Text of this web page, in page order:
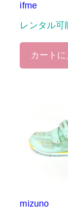
ifme
レンタル可
カート
mizuno